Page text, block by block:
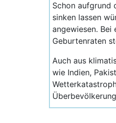
Schon aufgrund
sinken lassen
angewiesen.
Geburtenraten
Auch aus
wie Indien,